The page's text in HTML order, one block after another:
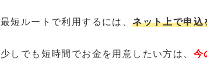
最短ルートで利用するには、ネット上で申込
少しでも短時間でお金を用意したい方は、 今